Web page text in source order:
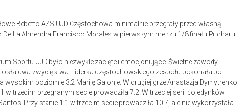
Bebetto AZS UJD Częstochowa minimalnie przegrały przed własną
La Almendra Francisco Morales w pierwszym meczu 1/8 finału Pucharu
Sportu UJD było niezwykle zacięte i emocjonujące. Świetne zawody
dwa zwycięstwa. Liderka częstochowskiego zespołu pokonała po
poziomie 3:2 Mariję Galonje. W drugiej grze Anastazja Dymytrenko
w trzecim przegranym secie prowadziła 7:2. W trzeciej serii pojedynków
Przy stanie 1:1 w trzecim secie prowadziła 10:7, ale nie wykorzystała